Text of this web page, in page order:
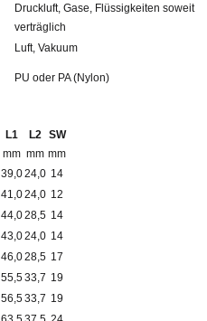
Druckluft, Gase, Flüssigkeiten soweit
verträglich
Luft, Vakuum
PU oder PA (Nylon)
L1
mm
L2
mm
SW
mm
39,024,0 14
41,024,0 12
44,028,5 14
43,024,0 14
46,028,5 17
55,533,7 19
56,533,7 19